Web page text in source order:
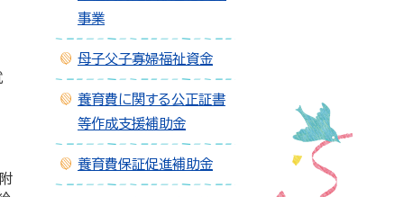
事業
母子父子寡婦福祉資金
養育費に関する公正証書
等作成支援補助金
養育費保証促進補助金